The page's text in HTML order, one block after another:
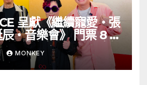
呈獻《繼續寵愛・張
・音樂會》 門票 8 月
於「健康．旦」優先訂
MONKEY